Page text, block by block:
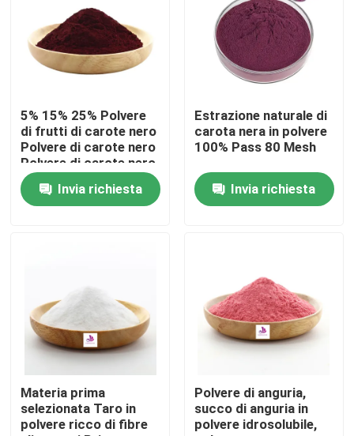
Prodotti
Video
Circa noi
Giro della fabbrica
Notizie
Richieda una citazione
Estratto naturale della pianta
5% 15% 25% Polvere
di frutti di carote nero
Polvere di carote nero
Polvere di carote nero
essiccata Estratto di
carote nero in polvere
Invia richiesta
Estrazione naturale di
carota nera in polvere
100% Pass 80 Mesh
Invia richiesta
Materia prima
selezionata Taro in
polvere ricco di fibre
Polvere di anguria,
succo di anguria in
polvere idrosolubile,